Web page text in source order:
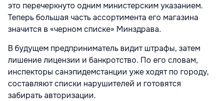
это перечеркнуто одним министерским указанием.
Теперь большая часть ассортимента его магазина
значится в «черном списке» Минздрава.
В будущем предприниматель видит штрафы, затем
лишение лицензии и банкротство. По его словам,
инспекторы санэпидемстанции уже ходят по городу,
составляют списки нарушителей и готовятся
забирать авторизации.